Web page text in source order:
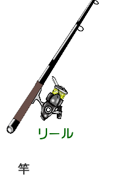
竿